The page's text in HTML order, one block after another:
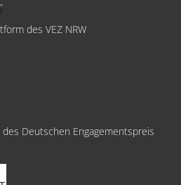
des VEZ NRW
Deutschen Engagementspreis